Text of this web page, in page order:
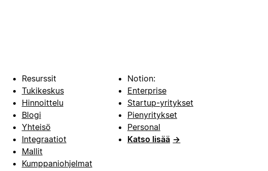
Resurssit
Tukikeskus
Hinnoittelu
Blogi
Yhteisö
Integraatiot
Mallit
Kumppaniohjelmat
Notion:
Enterprise
Startup-yritykset
Pienyritykset
Personal
Katso lisää →